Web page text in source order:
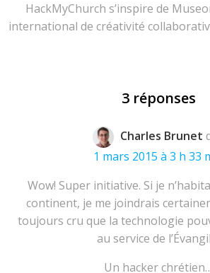
HackMyChurch s’inspire de
international de créativité
3 réponses
Charles Brunet
1 mars 2015 à 3 h 33
Wow! Super initiative. Si je
continent, je me joindrais
toujours cru que la technologie
au service de
Un hacker